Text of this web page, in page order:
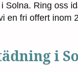
Solna. Ring oss
en fri offert inom
i